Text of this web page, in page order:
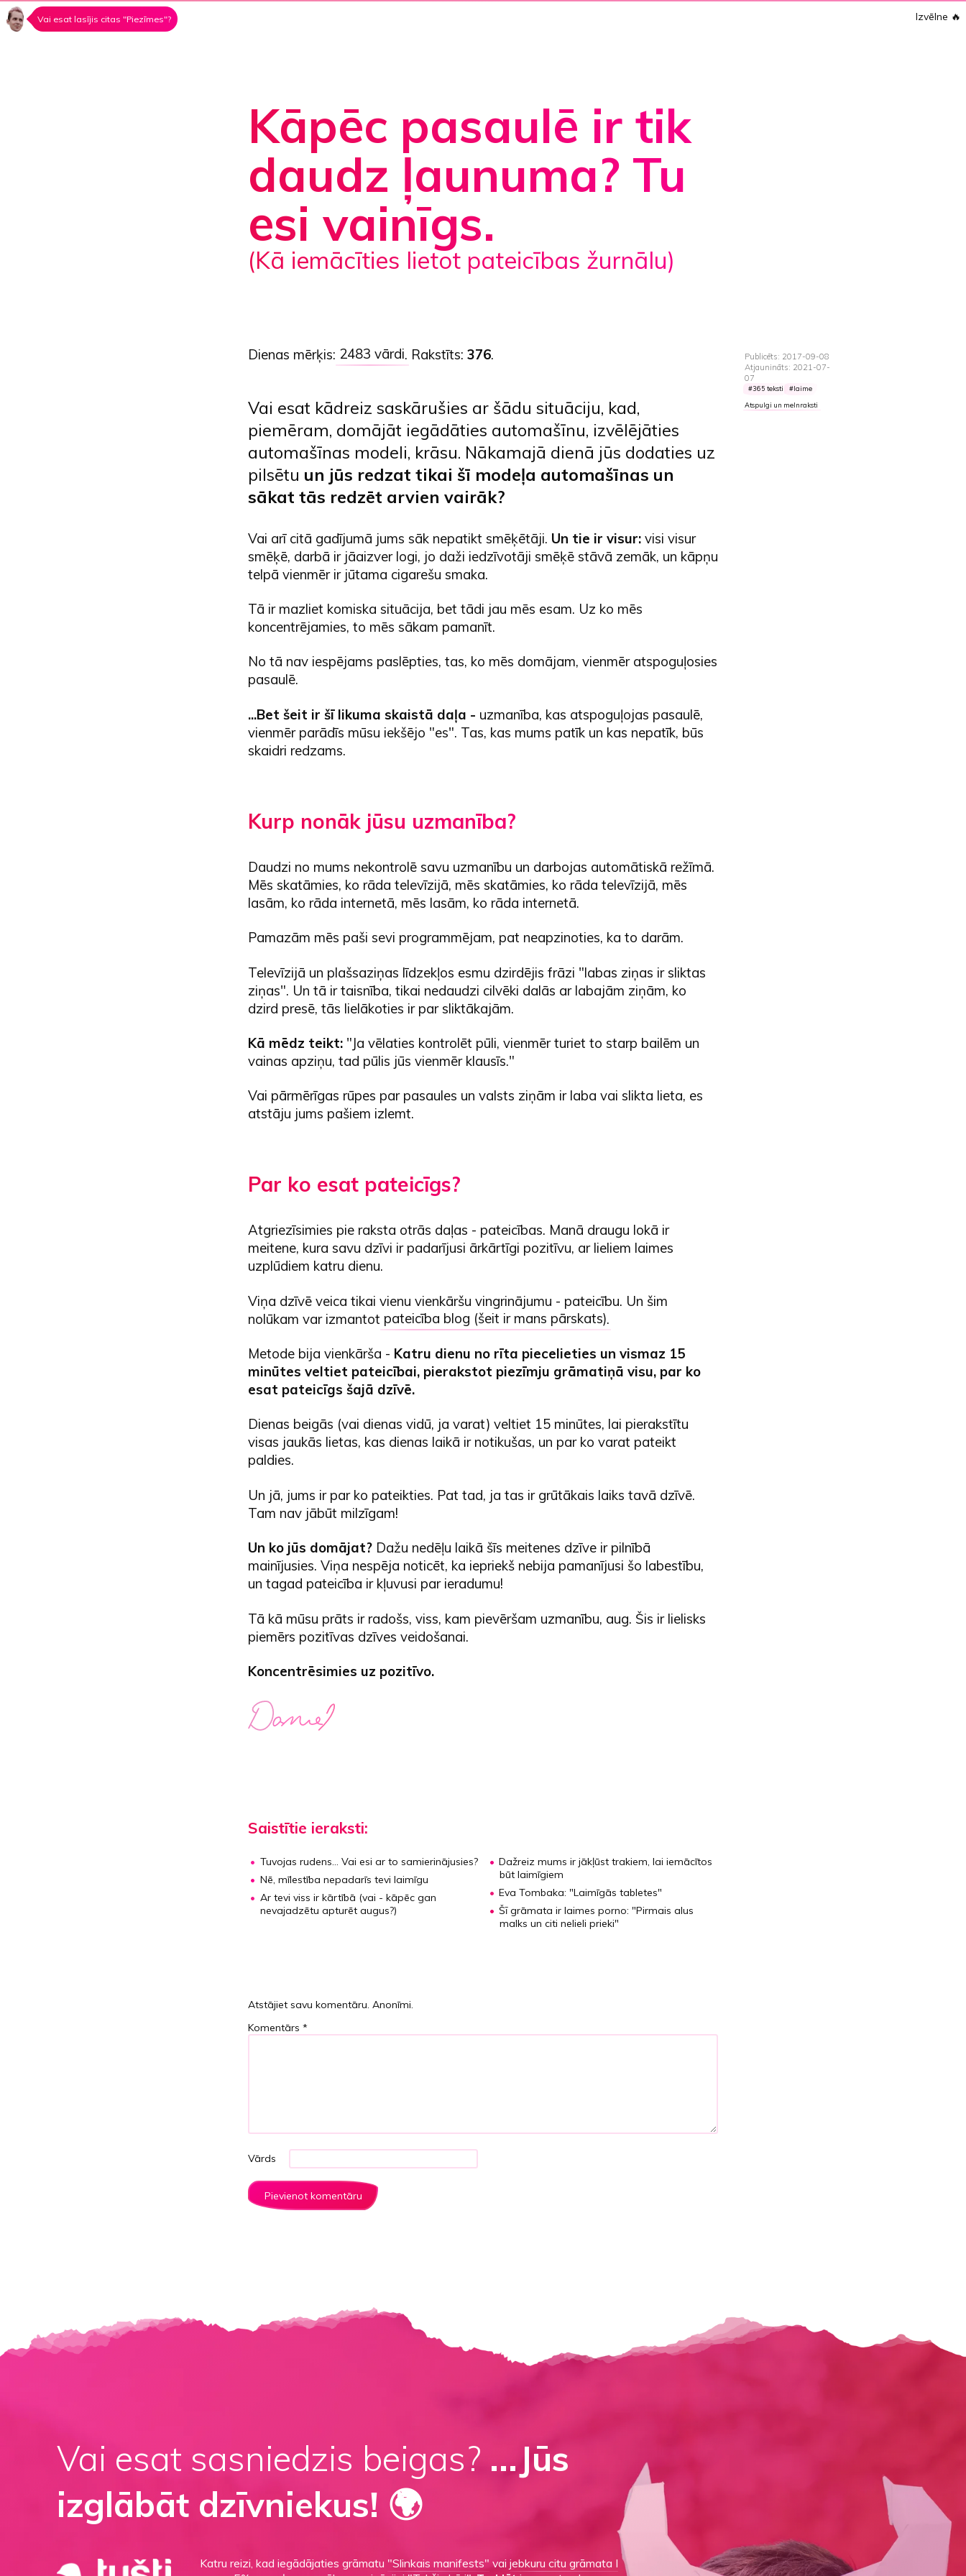
Vai esat lasījis citas "Piezīmes"? Izvēlne 🔥
Kāpēc pasaulē ir tik
daudz ļaunuma? Tu
esi vainīgs.
(Kā iemācīties lietot pateicības žurnālu)
Publicēts: 2017-09-08
Atjaunināts: 2021-07-
07
365 teksti laime
Atspulgi un melnraksti
Dienas mērķis: 2483 vārdi. Rakstīts: 376.
Vai esat kādreiz saskārušies ar šādu situāciju, kad,
piemēram, domājāt iegādāties automašīnu, izvēlējāties
automašīnas modeli, krāsu. Nākamajā dienā jūs dodaties uz
pilsētu un jūs redzat tikai šī modeļa automašīnas un
sākat tās redzēt arvien vairāk?
Vai arī citā gadījumā jums sāk nepatikt smēķētāji. Un tie ir visur:visi visur
smēķē, darbā ir jāaizver logi, jo daži iedzīvotāji smēķē stāvā zemāk, un kāpņu
telpā vienmēr ir jūtama cigarešu smaka.
Tā ir mazliet komiska situācija, bet tādi jau mēs esam. Uz ko mēs
koncentrējamies, to mēs sākam pamanīt.
No tā nav iespējams paslēpties, tas, ko mēs domājam, vienmēr atspoguļosies
pasaulē.
...Bet šeit ir šī likuma skaistā daļa - uzmanība, kas atspoguļojas pasaulē,
vienmēr parādīs mūsu iekšējo "es". Tas, kas mums patīk un kas nepatīk, būs
skaidri redzams.
Kurp nonāk jūsu uzmanība?
Daudzi no mums nekontrolē savu uzmanību un darbojas automātiskā režīmā.
Mēs skatāmies, ko rāda televīzijā, mēs skatāmies, ko rāda televīzijā, mēs
lasām, ko rāda internetā, mēs lasām, ko rāda internetā.
Pamazām mēs paši sevi programmējam, pat neapzinoties, ka to darām.
Televīzijā un plašsaziņas līdzekļos esmu dzirdējis frāzi "labas ziņas ir sliktas
ziņas". Un tā ir taisnība, tikai nedaudzi cilvēki dalās ar labajām ziņām, ko
dzird presē, tās lielākoties ir par sliktākajām.
Kā mēdz teikt:"Ja vēlaties kontrolēt pūli, vienmēr turiet to starp bailēm un
vainas apziņu, tad pūlis jūs vienmēr klausīs."
Vai pārmērīgas rūpes par pasaules un valsts ziņām ir laba vai slikta lieta, es
atstāju jums pašiem izlemt.
Par ko esat pateicīgs?
Atgriezīsimies pie raksta otrās daļas - pateicības. Manā draugu lokā ir
meitene, kura savu dzīvi ir padarījusi ārkārtīgi pozitīvu, ar lieliem laimes
uzplūdiem katru dienu.
Viņa dzīvē veica tikai vienu vienkāršu vingrinājumu - pateicību. Un šim
nolūkam var izmantot pateicība blog (šeit ir mans pārskats).
Metode bija vienkārša - Katru dienu no rīta piecelieties un vismaz 15
minūtes veltiet pateicībai, pierakstot piezīmju grāmatiņā visu, par ko
esat pateicīgs šajā dzīvē.
Dienas beigās (vai dienas vidū, ja varat) veltiet 15 minūtes, lai pierakstītu
visas jaukās lietas, kas dienas laikā ir notikušas, un par ko varat pateikt
paldies.
Un jā, jums ir par ko pateikties. Pat tad, ja tas ir grūtākais laiks tavā dzīvē.
Tam nav jābūt milzīgam!
Un ko jūs domājat?Dažu nedēļu laikā šīs meitenes dzīve ir pilnībā
mainījusies. Viņa nespēja noticēt, ka iepriekš nebija pamanījusi šo labestību,
un tagad pateicība ir kļuvusi par ieradumu!
Tā kā mūsu prāts ir radošs, viss, kam pievēršam uzmanību, aug. Šis ir lielisks
piemērs pozitīvas dzīves veidošanai.
Koncentrēsimies uz pozitīvo.
Saistītie ieraksti:
Tuvojas rudens… Vai esi ar to samierinājusies?
Nē, mīlestība nepadarīs tevi laimīgu
Ar tevi viss ir kārtībā (vai - kāpēc gan
nevajadzētu apturēt augus?)
Dažreiz mums ir jākļūst trakiem, lai iemācītos
būt laimīgiem
Eva Tombaka: "Laimīgās tabletes"
Šī grāmata ir laimes porno: "Pirmais alus
malks un citi nelieli prieki"
Atstājiet savu komentāru. Anonīmi.
Komentārs *
Vārds
Vai esat sasniedzis beigas? ...Jūs
izglābāt dzīvniekus! 🌍
Katru reizi, kad iegādājaties grāmatu "Slinkais manifests" vai jebkuru citu grāmata I